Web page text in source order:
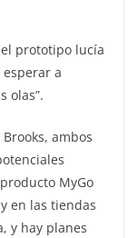
prototipo lucía
esperar a
olas”.
ambos
MyGo
en las tiendas
y hay planes